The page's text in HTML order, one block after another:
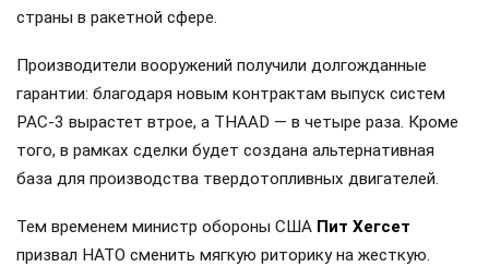
страны в ракетной сфере.
Производители вооружений получили долгожданные
гарантии: благодаря новым контрактам выпуск систем
PAC-3 вырастет втрое, а THAAD — в четыре раза. Кроме
того, в рамках сделки будет создана альтернативная
база для производства твердотопливных двигателей.
Тем временем министр обороны США Пит Хегсет
призвал НАТО сменить мягкую риторику на жесткую.